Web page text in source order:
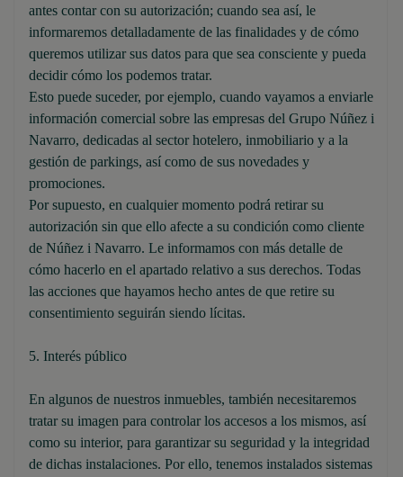
antes contar con su autorización; cuando sea así, le
informaremos detalladamente de las finalidades y de cómo
queremos utilizar sus datos para que sea consciente y pueda
decidir cómo los podemos tratar.
Esto puede suceder, por ejemplo, cuando vayamos a enviarle
información comercial sobre las empresas del Grupo Núñez i
Navarro, dedicadas al sector hotelero, inmobiliario y a la
gestión de parkings, así como de sus novedades y
promociones.
Por supuesto, en cualquier momento podrá retirar su
autorización sin que ello afecte a su condición como cliente
de Núñez i Navarro. Le informamos con más detalle de
cómo hacerlo en el apartado relativo a sus derechos. Todas
las acciones que hayamos hecho antes de que retire su
consentimiento seguirán siendo lícitas.
5. Interés público
En algunos de nuestros inmuebles, también necesitaremos
tratar su imagen para controlar los accesos a los mismos, así
como su interior, para garantizar su seguridad y la integridad
de dichas instalaciones. Por ello, tenemos instalados sistemas